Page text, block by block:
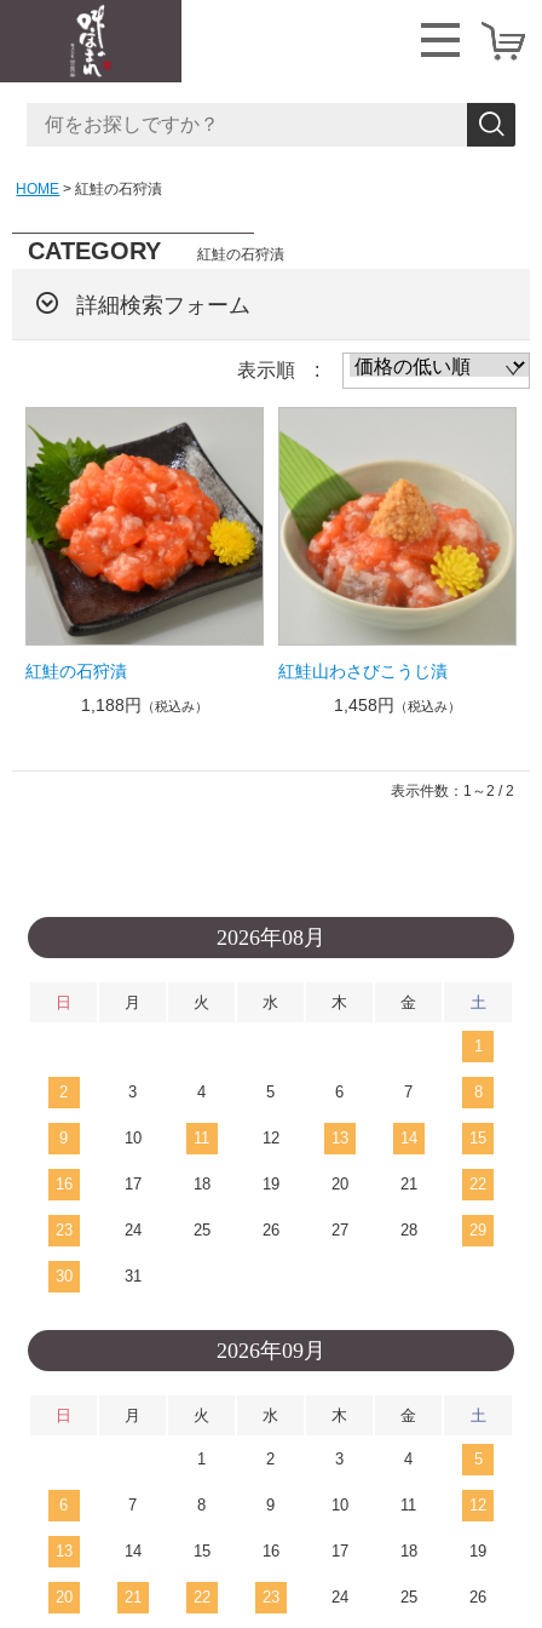
HOME 紅鮭の石狩漬
CATEGORY 紅鮭の石狩漬
詳細検索フォーム
表示順 :
紅鮭の石狩漬
1,188円
（税込み）
紅鮭山わさびこうじ漬
1,458円
（税込み）
表示件数：1～2 / 2
2026年08月
日 月 火 水 木 金 土
1
2 3 4 5 6 7 8
9 10 11 12 13 14 15
16 17 18 19 20 21 22
23 24 25 26 27 28 29
30 31
2026年09月
日 月 火 水 木 金 土
1 2 3 4 5
6 7 8 9 10 11 12
13 14 15 16 17 18 19
20 21 22 23 24 25 26